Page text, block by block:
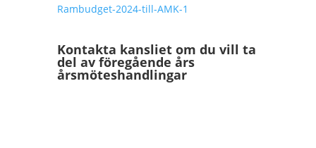
Rambudget-2024-till-AMK-1
Kontakta kansliet om du vill ta
del av föregående års
årsmöteshandlingar